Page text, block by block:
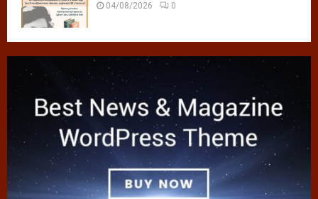
04/08/2026 0